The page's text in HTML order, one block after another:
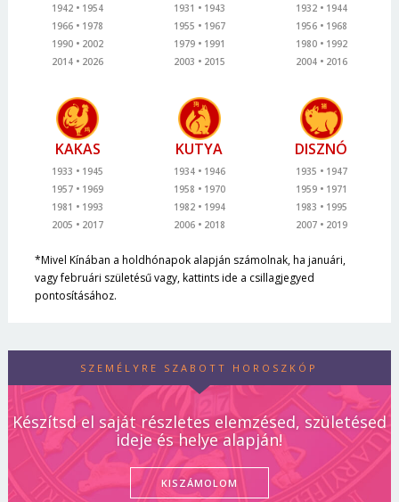
1942
1954
1966
1978
1990
2002
2014
2026
1931
1943
1955
1967
1979
1991
2003
2015
1932
1944
1956
1968
1980
1992
2004
2016
KAKAS
1933
1945
1957
1969
1981
1993
2005
2017
KUTYA
1934
1946
1958
1970
1982
1994
2006
2018
DISZNÓ
1935
1947
1959
1971
1983
1995
2007
2019
*Mivel Kínában a holdhónapok alapján számolnak, ha januári,
vagy februári születésű vagy, kattints ide a csillagjegyed
pontosításához.
SZEMÉLYRE SZABOTT HOROSZKÓP
Készítsd el saját részletes elemzésed, születésed
ideje és helye alapján!
KISZÁMOLOM